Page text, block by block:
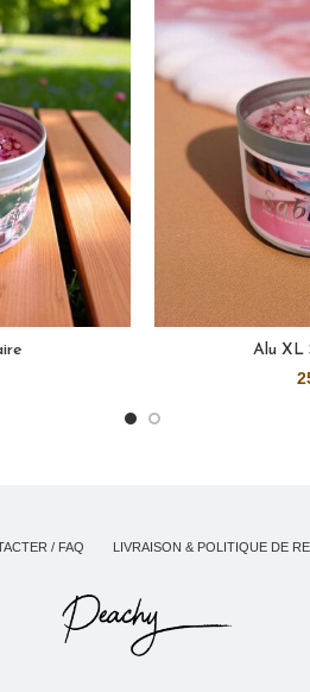
Alu XL
/ FAQ LIVRAISON & POLITIQUE DE